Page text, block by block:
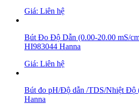
Giá: Liên hệ
Bút Đo Độ Dẫn (0.00-20.00 mS/
HI983044 Hanna
Giá: Liên hệ
Bút đo pH/Độ dẫn /TDS/Nhiệt Độ
Hanna